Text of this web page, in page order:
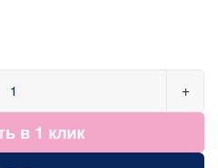
+
в 1 клик